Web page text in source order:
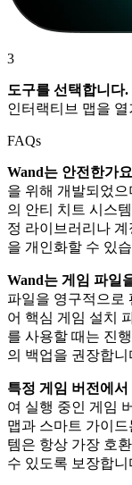
3
도구를 선택합니다.
인터랙티브 맵을
FAQs
Wand는 안전한가
을 위해 개발되었으
의 안티 치트 시스
정 라이브러리나
을 개인화할 수 있
Wand는 게임 파일
파일을 영구적으로
어 핵심 게임 설치
를 사용할 때는 진
의 백업을 권장합니
특정 게임 버전에
여 실행 중인 게임
맵과 스마트 가이
템은 항상 가장 호
수 있도록 보장합니